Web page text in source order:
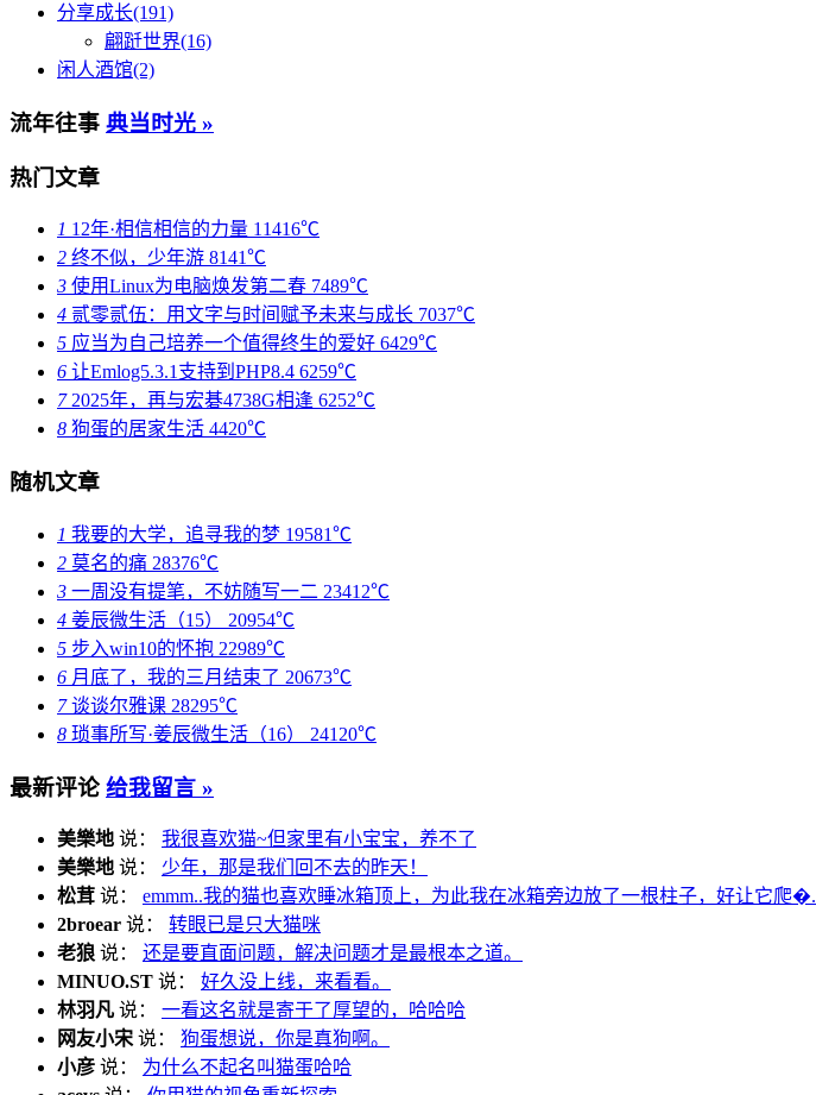
分享成长(191)
翩跹世界(16)
闲人酒馆(2)
流年往事 典当时光 »
热门文章
1 12年·相信相信的力量 11416℃
2 终不似，少年游 8141℃
3 使用Linux为电脑焕发第二春 7489℃
4 贰零贰伍：用文字与时间赋予未来与成长 7037℃
5 应当为自己培养一个值得终生的爱好 6429℃
6 让Emlog5.3.1支持到PHP8.4 6259℃
72025年，再与宏碁4738G相逢 6252℃
8 狗蛋的居家生活 4420℃
随机文章
1 我要的大学，追寻我的梦 19581℃
2 莫名的痛 28376℃
3 一周没有提笔，不妨随写一二 23412℃
4 姜辰微生活（15） 20954℃
5 步入win10的怀抱 22989℃
6 月底了，我的三月结束了 20673℃
7谈谈尔雅课 28295℃
8 琐事所写·姜辰微生活（16） 24120℃
最新评论 给我留言 »
美樂地 说： 我很喜欢猫~但家里有小宝宝，养不了
美樂地 说： 少年，那是我们回不去的昨天！
松茸 说： emmm..我的猫也喜欢睡冰箱顶上，为此我在冰箱旁边放了一根柱子，好让它爬
2broear 说： 转眼已是只大猫咪
老狼 说： 还是要直面问题，解决问题才是最根本之道。
MINUO.ST 说： 好久没上线，来看看。
林羽凡 说： 一看这名就是寄于了厚望的，哈哈哈
网友小宋 说： 狗蛋想说，你是真狗啊。
小彦 说： 为什么不起名叫猫蛋哈哈